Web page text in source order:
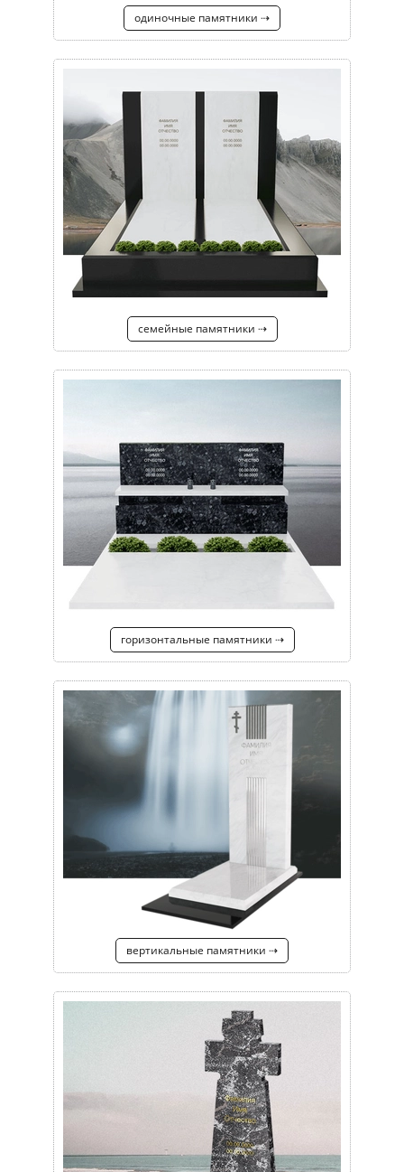
одиночные памятники ⇢
семейные памятники ⇢
горизонтальные памятники ⇢
вертикальные памятники ⇢